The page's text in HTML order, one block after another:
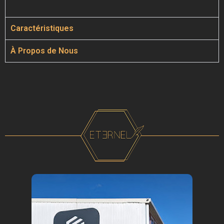
Caractéristiques
À Propos de Nous